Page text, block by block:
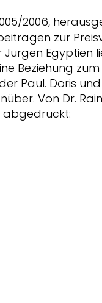
2006,
zur
Egyptien
Beziehung
Paul. Doris
Von Dr.
abgedruckt: